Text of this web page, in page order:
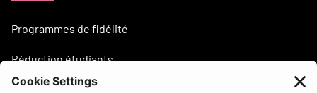
Programmes de fidélité
Réduction étudiants
Besoin d'aide?